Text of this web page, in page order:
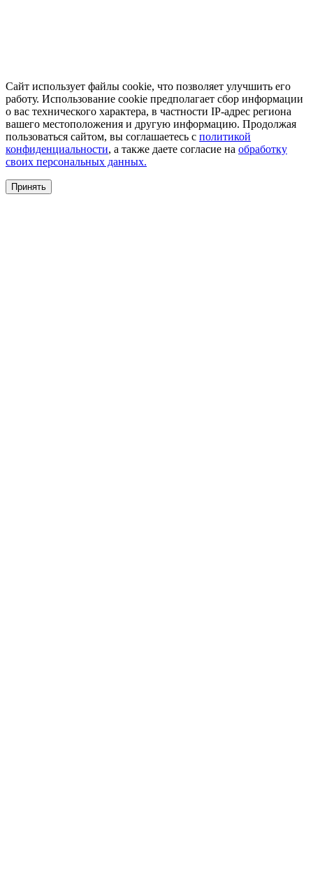
Сайт использует файлы cookie, что позволяет улучшить его
работу. Использование cookie предполагает сбор информации
о вас технического характера, в частности IP-адрес региона
вашего местоположения и другую информацию. Продолжая
пользоваться сайтом, вы соглашаетесь с политикой
конфиденциальности, а также даете согласие на обработку
своих персональных данных.
Принять